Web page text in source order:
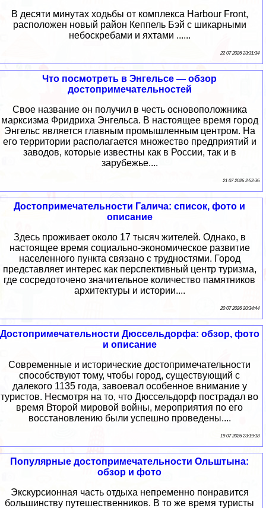
В десяти минутах ходьбы от комплекса Harbour Front,
расположен новый район Кеппель Бэй с шикарными
небоскребами и яхтами ......
22 07 2026 23:31:34
Что посмотреть в Энгельсе — обзор
достопримечательностей
Свое название он получил в честь основоположника
марксизма Фридриха Энгельса. В настоящее время город
Энгельс является главным промышленным центром. На
его территории располагается множество предприятий и
заводов, которые известны как в России, так и в
зарубежье....
21 07 2026 2:52:36
Достопримечательности Галича: список, фото и
описание
Здесь проживает около 17 тысяч жителей. Однако, в
настоящее время социально-экономическое развитие
населенного пункта связано с трудностями. Город
представляет интерес как перспективный центр туризма,
где сосредоточено значительное количество памятников
архитектуры и истории....
20 07 2026 20:34:44
Достопримечательности Дюссельдорфа: обзор, фото
и описание
Современные и исторические достопримечательности
способствуют тому, чтобы город, существующий с
далекого 1135 года, завоевал особенное внимание у
туристов. Несмотря на то, что Дюссельдорф пострадал во
время Второй мировой войны, мероприятия по его
восстановлению были успешно проведены....
19 07 2026 23:19:18
Популярные достопримечательности Ольштына:
обзор и фото
Экскурсионная часть отдыха непременно понравится
большинству путешественников. В то же время туристы